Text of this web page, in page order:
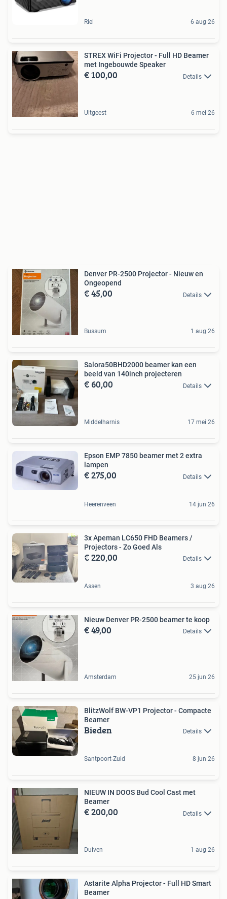
Riel 6 aug 26
STREX WiFi Projector - Full HD Beamer
met Ingebouwde Speaker
€ 100,00 Details
Uitgeest 6 mei 26
Denver PR-2500 Projector - Nieuw en
Ongeopend
€ 45,00 Details
Bussum 1 aug 26
Salora50BHD2000 beamer kan een
beeld van 140inch projecteren
€ 60,00 Details
Middelharnis 17 mei 26
Epson EMP 7850 beamer met 2 extra
lampen
€ 275,00 Details
Heerenveen 14 jun 26
3x Apeman LC650 FHD Beamers /
Projectors - Zo Goed Als
€ 220,00 Details
Assen 3 aug 26
Nieuw Denver PR-2500 beamer te koop
€ 49,00 Details
Amsterdam 25 jun 26
BlitzWolf BW-VP1 Projector - Compacte
Beamer
Bieden Details
Santpoort-Zuid 8 jun 26
NIEUW IN DOOS Bud Cool Cast met
Beamer
€ 200,00 Details
Duiven 1 aug 26
Astarite Alpha Projector - Full HD Smart
Beamer